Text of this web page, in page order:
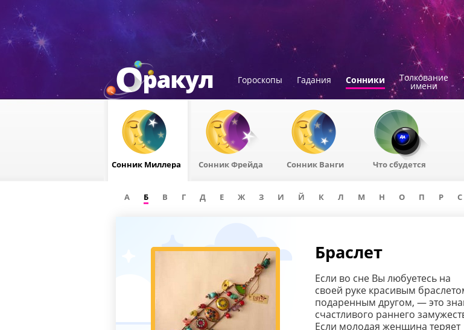
Гороскопы Гадания Сонники Толкование
имени
Сонник Миллера Сонник Фрейда Сонник Ванги Что сбудется
А Б В Г Д Е Ж З И Й К Л М Н О П Р С
Браслет
Если во сне Вы любуетесь на
своей руке красивым
подаренным другом, — это
счастливого раннего
Если молодая женщина теряет